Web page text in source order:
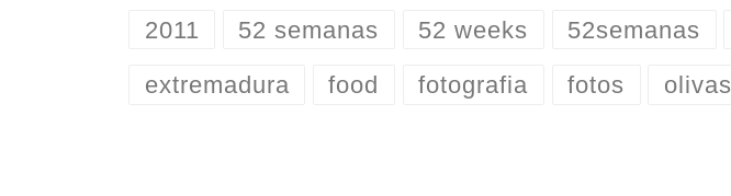
2011 52 semanas 52 weeks 52semanas
extremadura food fotografia fotos olivas